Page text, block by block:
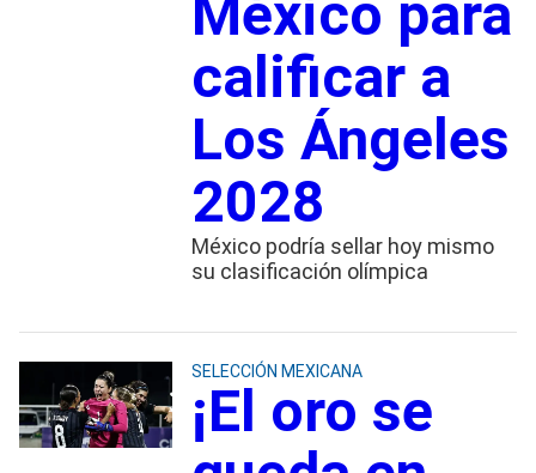
México para
calificar a
Los Ángeles
2028
México podría sellar hoy mismo
su clasificación olímpica
SELECCIÓN MEXICANA
¡El oro se